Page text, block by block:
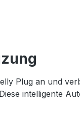
Plug an und
intelligente